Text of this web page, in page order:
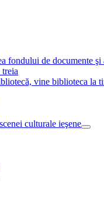
fondului de documente
treia
vine biblioteca la
culturale ieşene